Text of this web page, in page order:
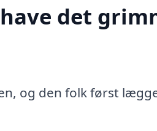
det
og den folk først